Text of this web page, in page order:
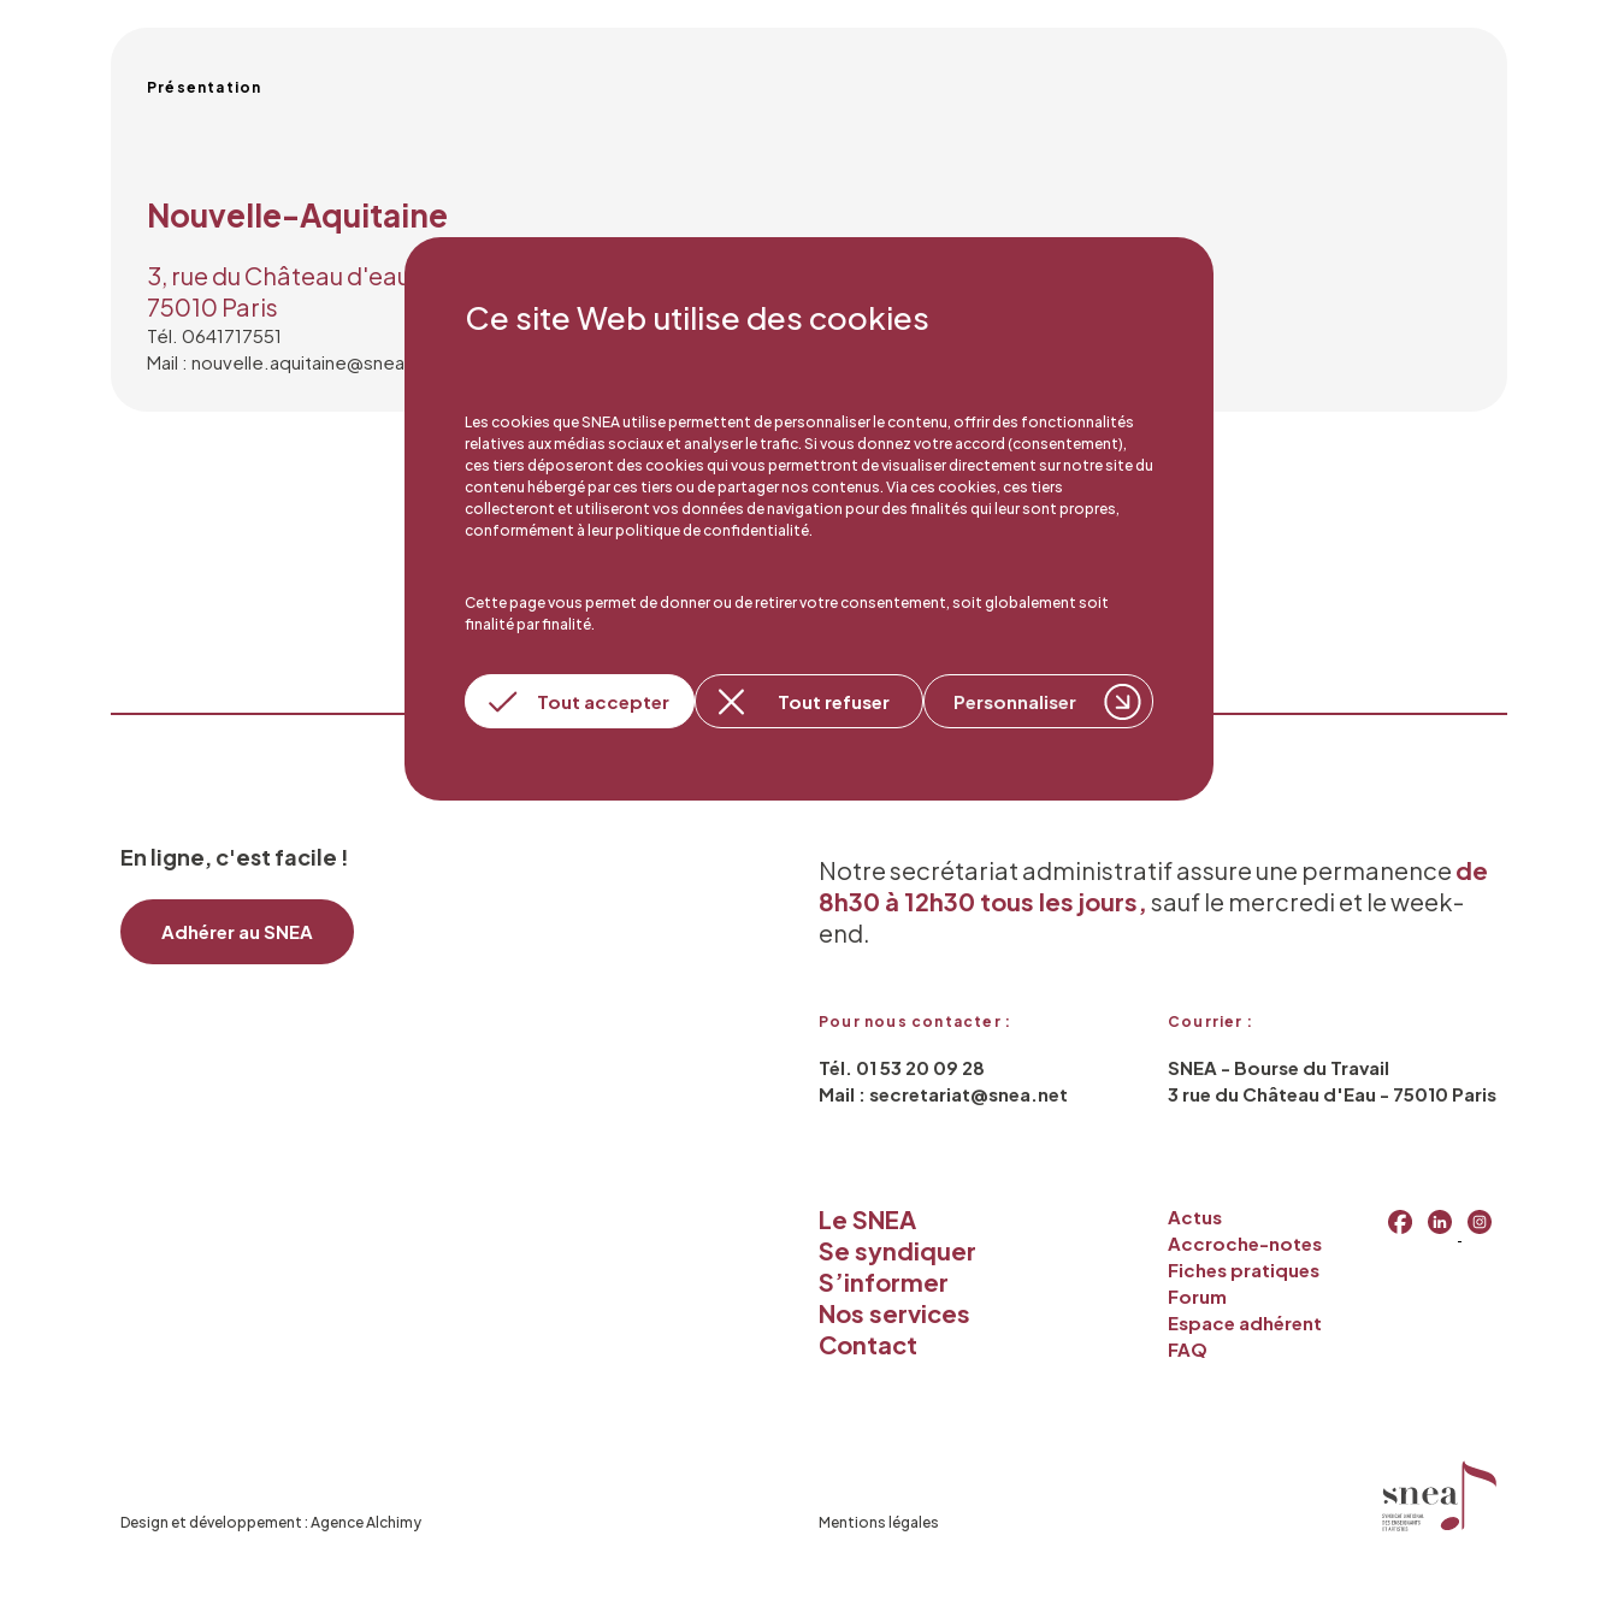
Ce site Web utilise des cookies
Les cookies que SNEA utilise permettent de personnaliser le contenu, offrir des fonctionnalités
relatives aux médias sociaux et analyser le trafic. Si vous donnez votre accord (consentement),
ces tiers déposeront des cookies qui vous permettront de visualiser directement sur notre site du
contenu hébergé par ces tiers ou de partager nos contenus. Via ces cookies, ces tiers
collecteront et utiliseront vos données de navigation pour des finalités qui leur sont propres,
conformément à leur politique de confidentialité.
Cette page vous permet de donner ou de retirer votre consentement, soit globalement soit
finalité par finalité.
Tout accepter Tout refuser Personnaliser
Présentation
Nouvelle-Aquitaine
3, rue du Château d'eau
75010 Paris
Tél. 0641717551
Mail : nouvelle.aquitaine@snea.net
En ligne, c'est facile !
Adhérer au SNEA
Notre secrétariat administratif assure une permanence de
8h30 à 12h30 tous les jours, sauf le mercredi et le week-
end.
Pour nous contacter :
Tél. 01 53 20 09 28
Mail : secretariat@snea.net
Courrier :
SNEA - Bourse du Travail
3 rue du Château d'Eau - 75010 Paris
Le SNEA
Se syndiquer
S’informer
Nos services
Contact
Actus
Accroche-notes
Fiches pratiques
Forum
Espace adhérent
FAQ
Design et développement : Agence Alchimy Mentions légales